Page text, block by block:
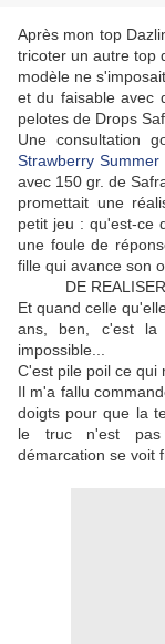
Après mon top
tricoter un autre top
modèle ne
et du faisable avec
pelotes de Drops
Une consultation
Strawberry Summer
avec 150 gr. de
promettait une
petit jeu : qu'est-ce
une foule de
fille qui avance son
DE
Et quand celle
ans, ben, c'est
impossible...
C'est pile poil ce qui
Il m'a fallu
doigts pour que la
le truc n'est pas
démarcation se voit